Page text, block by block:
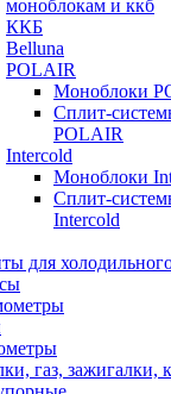
моноблокам и ккб
ККБ
Belluna
POLAIR
Моноблоки
Сплит-
POLAIR
Intercold
Моноблоки
Сплит-
Intercold
для
газ, зажигалки,